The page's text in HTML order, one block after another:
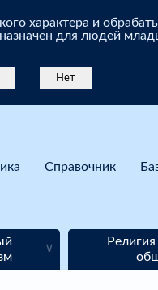
характера и
для людей
Нет
Справочник